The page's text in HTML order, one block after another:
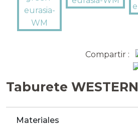
Compartir :
Taburete WESTERN
Materiales